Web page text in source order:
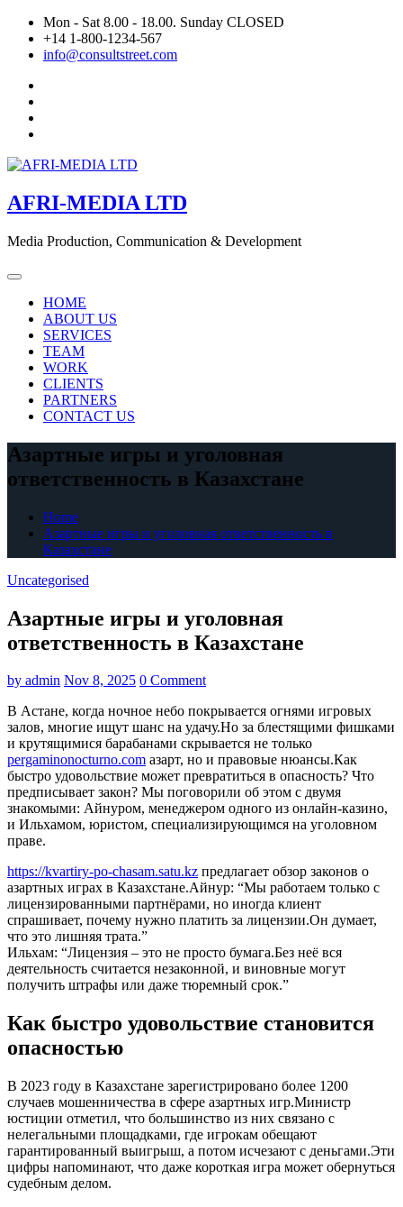
Skip
content
Mon - Sat 8.00 - 18.00. Sunday CLOSED
+14 1-800-1234-567
info@consultstreet.com
AFRI-MEDIA LTD
Media Production, Communication & Development
HOME
ABOUT US
SERVICES
TEAM
WORK
CLIENTS
PARTNERS
CONTACT US
Азартные игры и уголовная
ответственность в Казахстане
Home
Азартные игры и уголовная ответственность в
Казахстане
Uncategorised
Азартные игры и уголовная
ответственность в Казахстане
by admin Nov 8, 2025 0 Comment
В Астане, когда ночное небо покрывается огнями игровых
залов, многие ищут шанс на удачу.Но за блестящими фишками
и крутящимися барабанами скрывается не только
pergaminonocturno.com азарт, но и правовые нюансы.Как
быстро удовольствие может превратиться в опасность? Что
предписывает закон? Мы поговорили об этом с двумя
знакомыми: Айнуром, менеджером одного из онлайн‑казино,
и Ильхамом, юристом, специализирующимся на уголовном
праве.
https://kvartiry-po-chasam.satu.kz предлагает обзор законов о
азартных играх в Казахстане.Айнур: “Мы работаем только с
лицензированными партнёрами, но иногда клиент
спрашивает, почему нужно платить за лицензии.Он думает,
что это лишняя трата.”
Ильхам: “Лицензия – это не просто бумага.Без неё вся
деятельность считается незаконной, и виновные могут
получить штрафы или даже тюремный срок.”
Как быстро удовольствие становится
опасностью
В 2023 году в Казахстане зарегистрировано более 1200
случаев мошенничества в сфере азартных игр.Министр
юстиции отметил, что большинство из них связано с
нелегальными площадками, где игрокам обещают
гарантированный выигрыш, а потом исчезают с деньгами.Эти
цифры напоминают, что даже короткая игра может обернуться
судебным делом.